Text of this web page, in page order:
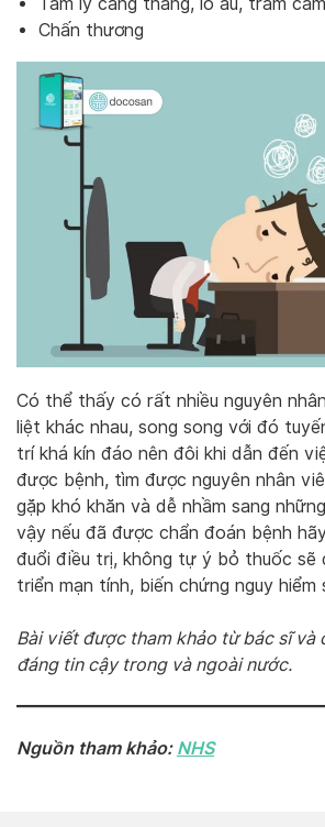
Chấn thương
Có thể thấy có rất nhiều nguyên
liệt khác nhau, song song với đó
trí khá kín đáo nên đôi khi dẫn đến
được bệnh, tìm được nguyên nhân
gặp khó khăn và dễ nhầm sang
vậy nếu đã được chẩn đoán bệnh
đuổi điều trị, không tự ý bỏ thuốc sẽ
triển mạn tính, biến chứng nguy hiểm
Bài viết được tham khảo từ bác sĩ và
đáng tin cậy trong và ngoài nước.
Nguồn tham khảo: NHS